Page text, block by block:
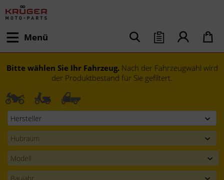
Menü
Bitte wählen Sie Ihr Fahrzeug. Nach der Fahrzeugwahl wird
der Produktbestand für Sie gefiltert.